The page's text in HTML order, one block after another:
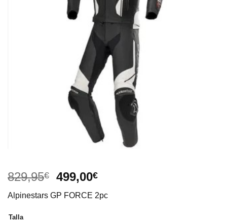
829,95€
El
original
499,00€El
actual
Alpinestars GP FORCE 2pc
Talla